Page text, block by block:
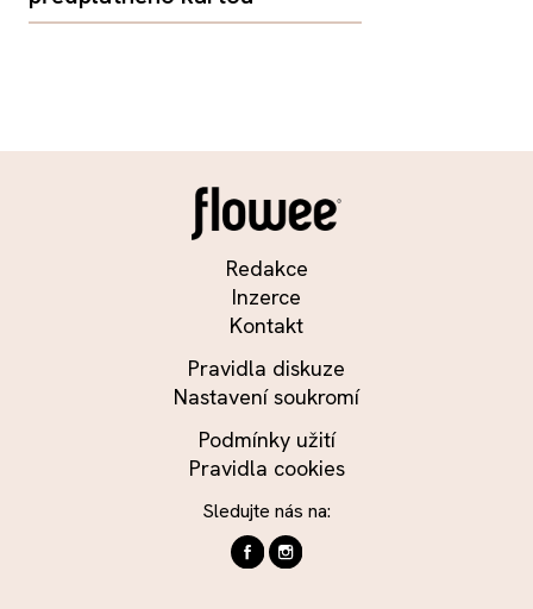
Redakce
Inzerce
Kontakt
Pravidla diskuze
Nastavení soukromí
Podmínky užití
Pravidla cookies
Sledujte nás na: